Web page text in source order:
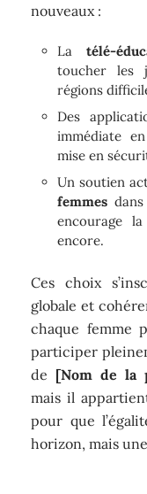
nouveaux :
La télé-
toucher les
régions
Des
immédiate
mise en
Un soutien
femmes
encourage
encore.
Ces choix
globale et
chaque femme
participer
de [Nom de la
mais il
pour que
horizon, mais